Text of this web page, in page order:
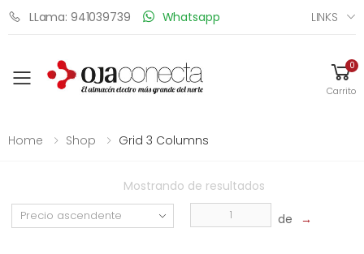
LLama: 941039739 Whatsapp LINKS
Toggle mobile menu
0
Carrito
Home Shop Grid 3 Columns
Mostrando de resultados
de →